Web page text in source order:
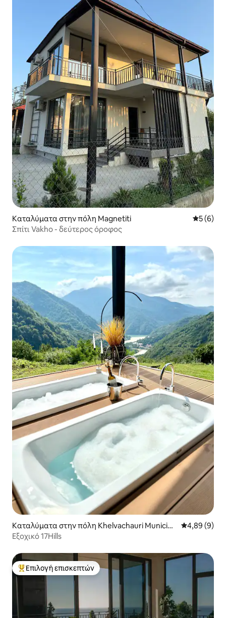
Καταλύματα στην πόλη Magnetiti Μέση
5 (6)
Σπίτι Vakho - δεύτερος όροφος
Καταλύματα στην πόλη Khelvachauri Municipa
lity
Μέση
4,89 (9)
Εξοχικό 17Hills
Κορυφαία επιλογή επισκεπτών
Επιλογή επισκεπτών